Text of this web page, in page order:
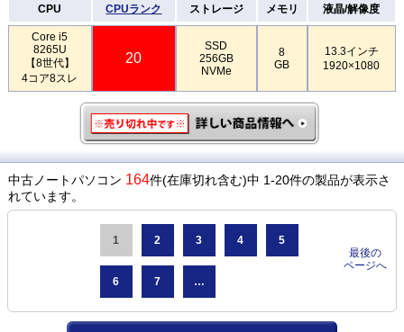
CPU CPUランク ストレージ メモリ 液晶/解像度
Core i5
8265U
【8世代】
4コア8スレ
20
SSD
256GB
NVMe
8
GB
13.3インチ
1920×1080
中古ノートパソコン 164件(在庫切れ含む)中 1-20件の製品が表示さ
れています。
1 2 3 4 5
6 7 …
最後の
ページへ